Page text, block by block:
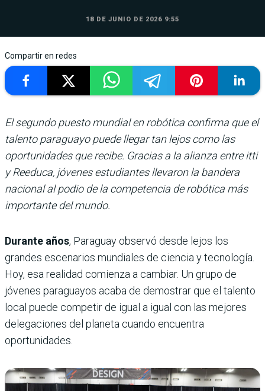
18 DE JUNIO DE 2026 9:55
Compartir en redes
El segundo puesto mundial en robótica confirma que el
talento paraguayo puede llegar tan lejos como las
oportunidades que recibe. Gracias a la alianza entre itti
y Reeduca, jóvenes estudiantes llevaron la bandera
nacional al podio de la competencia de robótica más
importante del mundo.
Durante años, Paraguay observó desde lejos los
grandes escenarios mundiales de ciencia y tecnología.
Hoy, esa realidad comienza a cambiar. Un grupo de
jóvenes paraguayos acaba de demostrar que el talento
local puede competir de igual a igual con las mejores
delegaciones del planeta cuando encuentra
oportunidades.